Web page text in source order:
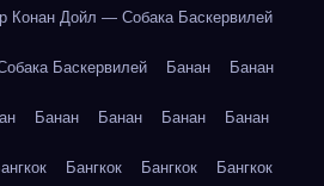
Конан Дойл — Собака Баскервилей
Баскервилей Банан Банан
Банан Банан Банан Банан
Бангкок Бангкок Бангкок